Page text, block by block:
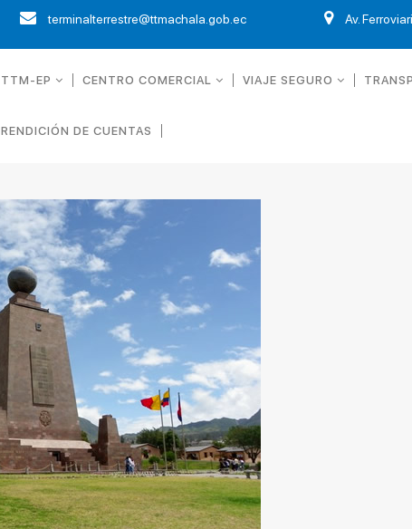
terminalterrestre@ttmachala.gob.ec Av.
TTM-EP CENTRO COMERCIAL VIAJE SEGURO
RENDICIÓN DE CUENTAS